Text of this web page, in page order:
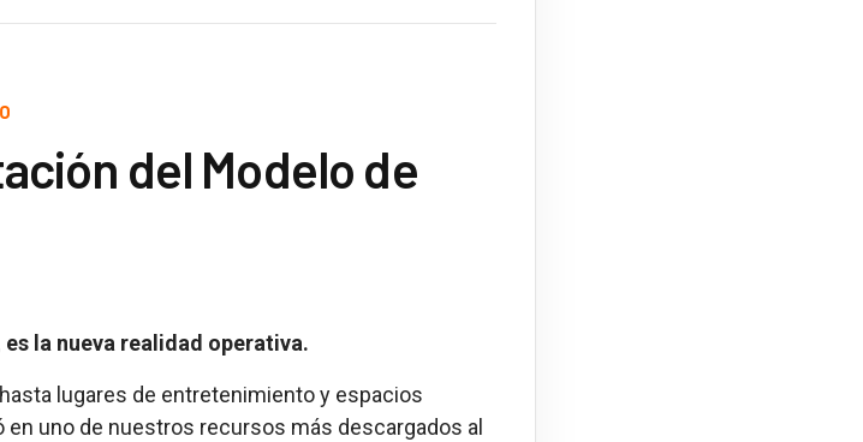
del Modelo de
la nueva realidad operativa.
lugares de entretenimiento y espacios
uno de nuestros recursos más descargados al